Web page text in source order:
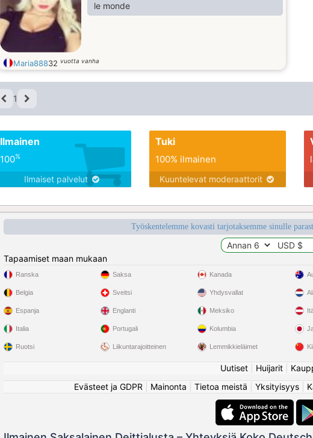
le monde
Maria88832 vuotta vanha
1
Ilmainen
100%
Ilmaiset palvelut
Tuki
100% ilmainen
Kuuntelevat moderaattorit
Työskentelemme kovasti tarjotaksemme sinulle
Tapaamiset maan mukaan
Ranska
Belgia
Espanja
Italia
Ruotsi
Saksa
Sveitsi
Englanti
Portugali
Liikuntarajoitteinen
Kanada
Yhdysvallat
Meksiko
Kolumbia
Lemmikkieläimet
Uutiset Huijarit
Evästeet ja GDPR
Mainonta Tietoa meistä Yksityisyys|